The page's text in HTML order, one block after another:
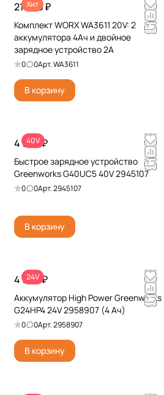
Хит
21 390 ₽
Комплект WORX WA3611 20V: 2
аккумулятора 4Ач и двойное
зарядное устройство 2А
0 0Арт.WA3611
В корзину
40V
4 990 ₽
Быстрое зарядное устройство
Greenworks G40UC5 40V 2945107
0 0Арт.2945107
В корзину
24V
4 990 ₽
Аккумулятор High Power Greenworks
G24HP4 24V 2958907 (4 Ач)
0 0Арт.2958907
В корзину